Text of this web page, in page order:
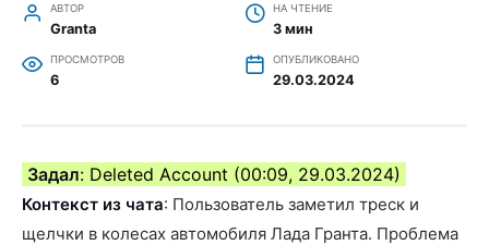
АВТОР
Granta
НА ЧТЕНИЕ
3 мин
ПРОСМОТРОВ
6
ОПУБЛИКОВАНО
29.03.2024
Задал: Deleted Account (00:09, 29.03.2024)
Контекст из чата: Пользователь заметил треск и
щелчки в колесах автомобиля Лада Гранта. Проблема